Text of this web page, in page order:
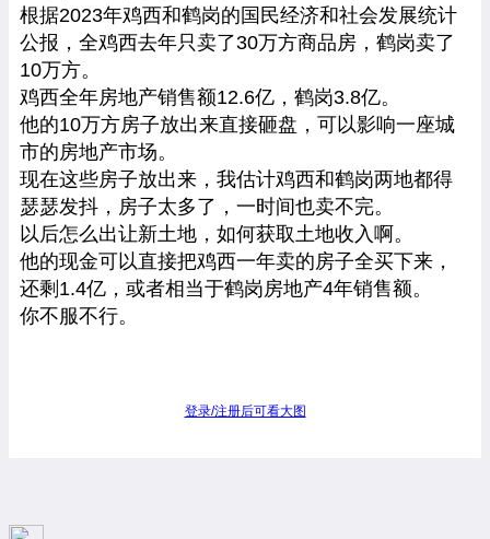
根据2023年鸡西和鹤岗的国民经济和社会发展统计
公报，全鸡西去年只卖了30万方商品房，鹤岗卖了
10万方。
鸡西全年房地产销售额12.6亿，鹤岗3.8亿。
他的10万方房子放出来直接砸盘，可以影响一座城
市的房地产市场。
现在这些房子放出来，我估计鸡西和鹤岗两地都得
瑟瑟发抖，房子太多了，一时间也卖不完。
以后怎么出让新土地，如何获取土地收入啊。
他的现金可以直接把鸡西一年卖的房子全买下来，
还剩1.4亿，或者相当于鹤岗房地产4年销售额。
你不服不行。
登录/注册后可看大图